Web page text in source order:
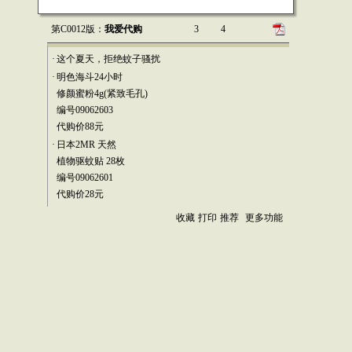
第C0012版： 我爱代购 3 4
· 这个夏天，拒绝蚊子骚扰
· 明色海斗24小时
修颜蜜粉4g(紧致毛孔)
编号09062603
代购价88元
· 日本2MR 天然
植物驱蚊贴 28枚
编号09062601
代购价28元
收藏 打印 推荐 更多功能